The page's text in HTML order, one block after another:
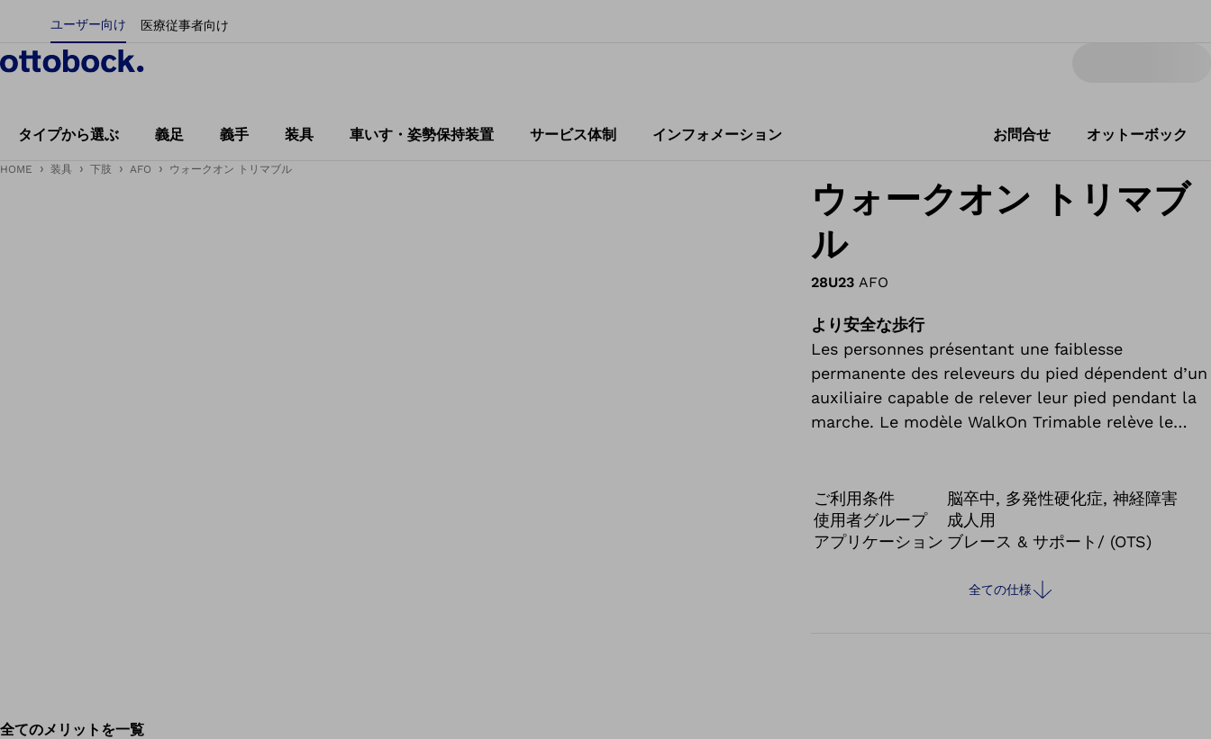
ユーザー向け 医療従事者向け
タイプから選ぶ 義足 義手 装具 車いす・姿勢保持装置 サービス体制 インフォメーション お問合せ オットーボック
HOME 装具 下肢 AFO ウォークオン トリマブル
ウォークオン トリマブ
ル
28U23 AFO
より安全な歩行
Les personnes présentant une faiblesse
permanente des releveurs du pied dépendent d’un
auxiliaire capable de relever leur pied pendant la
marche. Le modèle WalkOn Trimable relève le
de votre pied.
ご利用条件
脳卒中, 多発性硬化症, 神経障害
使用者グループ
成人用
アプリケーション ブレース & サポート/ (OTS)
全ての仕様
全てのメリットを一覧